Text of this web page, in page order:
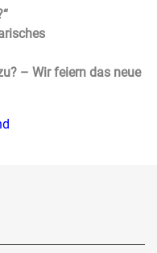
– Wir feiern das neue